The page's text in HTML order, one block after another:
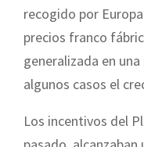
recogido por
precios franco
generalizada en
algunos casos el
Los incentivos del